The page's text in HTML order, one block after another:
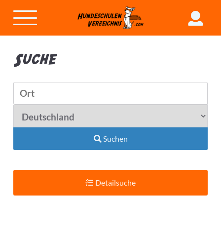
Suche
Suchen
Detailsuche